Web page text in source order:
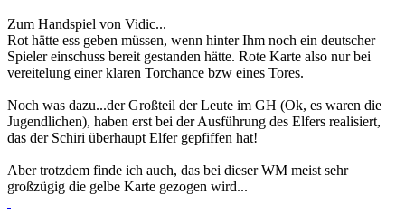
Zum Handspiel von Vidic...
Rot hätte ess geben müssen, wenn hinter Ihm noch ein deutscher
Spieler einschuss bereit gestanden hätte. Rote Karte also nur bei
vereitelung einer klaren Torchance bzw eines Tores.
Noch was dazu...der Großteil der Leute im GH (Ok, es waren die
Jugendlichen), haben erst bei der Ausführung des Elfers realisiert,
das der Schiri überhaupt Elfer gepfiffen hat!
Aber trotzdem finde ich auch, das bei dieser WM meist sehr
großzügig die gelbe Karte gezogen wird...